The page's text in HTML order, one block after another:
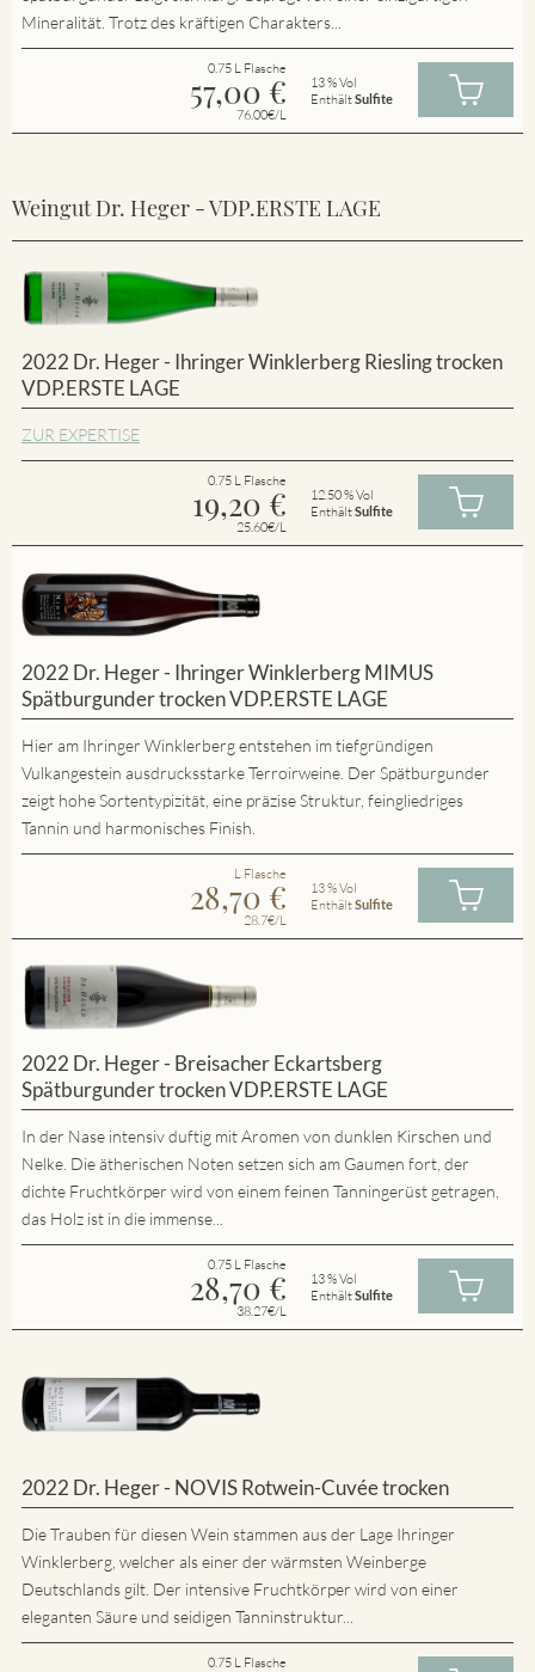
Mineralität. Trotz des kräftigen Charakters...
0.75 L Flasche
57,00 €
76.00€/L
13 % Vol
EnthältSulfite
Weingut Dr. Heger - VDP.ERSTE LAGE
2022 Dr. Heger - Ihringer Winklerberg Riesling trocken
VDP.ERSTE LAGE
ZUR EXPERTISE
0.75 L Flasche
19,20 €
25.60€/L
12.50 % Vol
EnthältSulfite
2022 Dr. Heger - Ihringer Winklerberg MIMUS
Spätburgunder trocken VDP.ERSTE LAGE
Hier am Ihringer Winklerberg entstehen im tiefgründigen
Vulkangestein ausdrucksstarke Terroirweine. Der Spätburgunder
zeigt hohe Sortentypizität, eine präzise Struktur, feingliedriges
Tannin und harmonisches Finish.
L Flasche
28,70 €
28.7€/L
13 % Vol
EnthältSulfite
2022 Dr. Heger - Breisacher Eckartsberg
Spätburgunder trocken VDP.ERSTE LAGE
In der Nase intensiv duftig mit Aromen von dunklen Kirschen und
Nelke. Die ätherischen Noten setzen sich am Gaumen fort, der
dichte Fruchtkörper wird von einem feinen Tanningerüst getragen,
das Holz ist in die immense...
0.75 L Flasche
28,70 €
38.27€/L
13 % Vol
EnthältSulfite
2022 Dr. Heger - NOVIS Rotwein-Cuvée trocken
Die Trauben für diesen Wein stammen aus der Lage Ihringer
Winklerberg, welcher als einer der wärmsten Weinberge
Deutschlands gilt. Der intensive Fruchtkörper wird von einer
eleganten Säure und seidigen Tanninstruktur...
0.75 L Flasche